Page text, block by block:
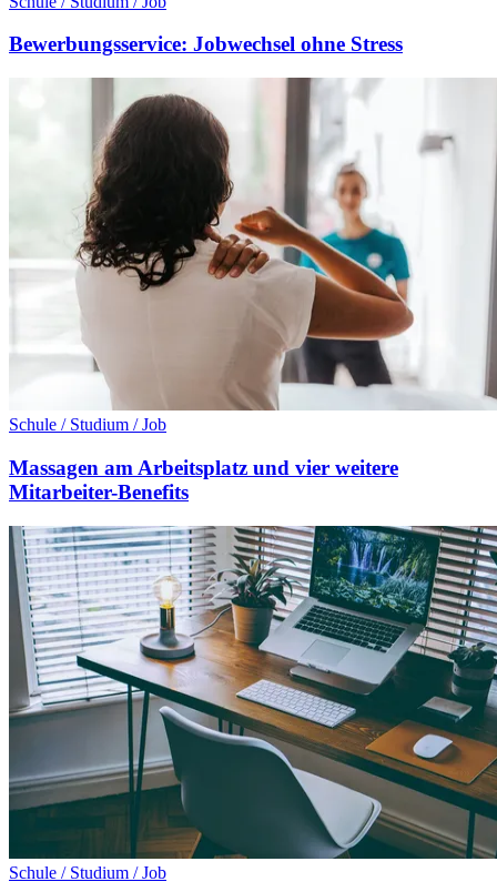
Bewerbungsservice: Jobwechsel ohne Stress
Schule / Studium / Job
Massagen am Arbeitsplatz und vier weitere
Mitarbeiter-Benefits
Schule / Studium / Job